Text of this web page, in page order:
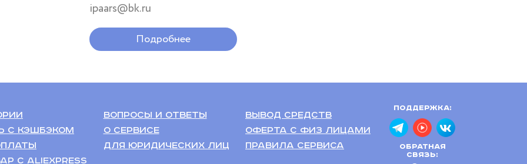
ipaars@bk.ru
Подробнее
с кэшбэком
с Aliexpress
Вопросы и ответы
О сервисе
Для Юридических лиц
Вывод средств
Оферта с физ лицами
Правила сервиса
Поддержка:
Обратная
связь: